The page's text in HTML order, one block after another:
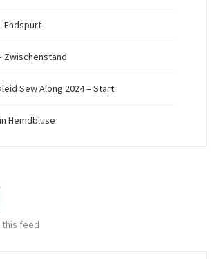
Endspurt
Zwischenstand
Sew Along 2024 – Start
Hemdbluse
this feed